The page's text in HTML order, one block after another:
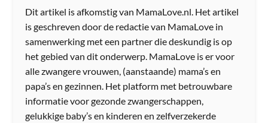
Dit artikel is afkomstig van MamaLove.nl. Het artikel
is geschreven door de redactie van MamaLove in
samenwerking met een partner die deskundig is op
het gebied van dit onderwerp. MamaLove is er voor
alle zwangere vrouwen, (aanstaande) mama’s en
papa’s en gezinnen. Het platform met betrouwbare
informatie voor gezonde zwangerschappen,
gelukkige baby’s en kinderen en zelfverzekerde